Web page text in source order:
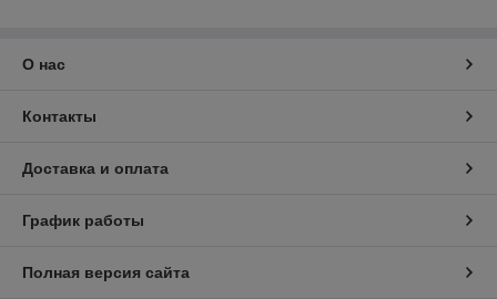
О нас
Контакты
Доставка и оплата
График работы
Полная версия сайта